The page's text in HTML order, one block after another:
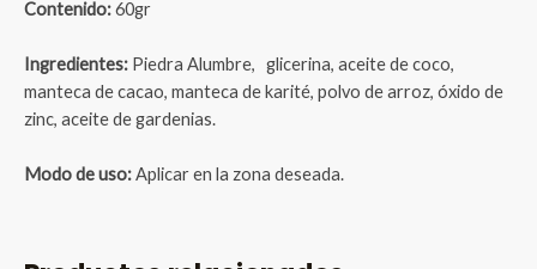
Contenido:60gr
Ingredientes: Piedra Alumbre, glicerina, aceite de coco,
manteca de cacao, manteca de karité, polvo de arroz, óxido de
zinc, aceite de gardenias.
Modo de uso:Aplicar en la zona deseada.